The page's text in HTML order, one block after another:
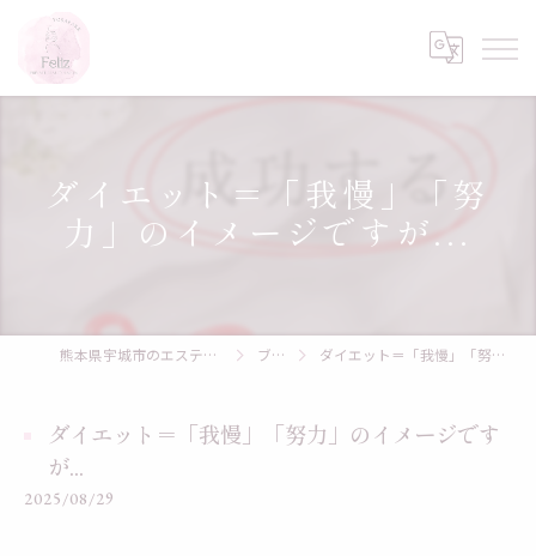
ダイエット＝「我慢」「努
力」のイメージですが...
熊本県宇城市のエステならYOSAPARK Feliz ブログ ダイエット＝「我慢」「努力」のイメージですが...
ダイエット＝「我慢」「努力」のイメージです
が...
2025/08/29